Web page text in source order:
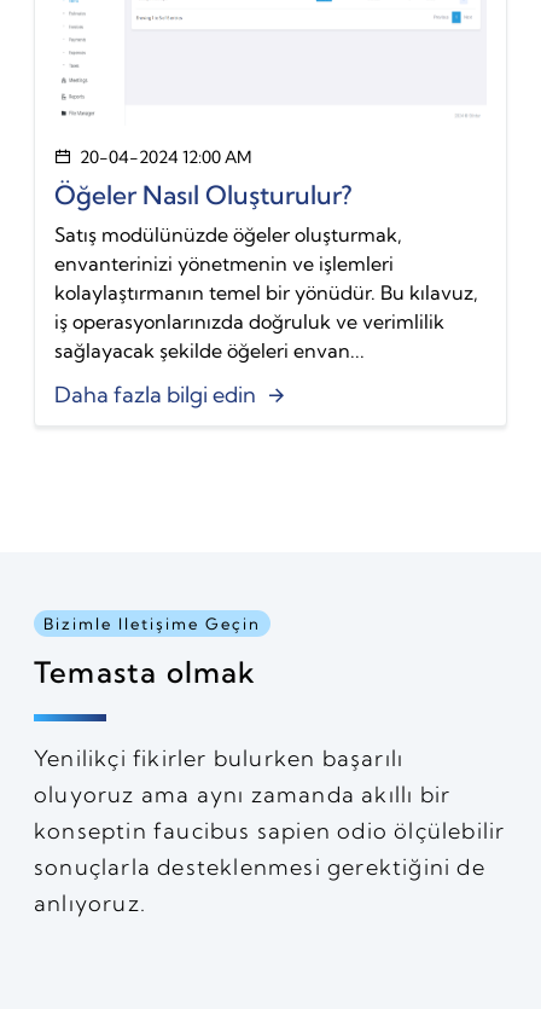
20-04-2024 12:00 AM
Öğeler Nasıl Oluşturulur?
Satış modülünüzde öğeler oluşturmak,
envanterinizi yönetmenin ve işlemleri
kolaylaştırmanın temel bir yönüdür. Bu kılavuz,
iş operasyonlarınızda doğruluk ve verimlilik
sağlayacak şekilde öğeleri envan...
Daha fazla bilgi edin
Bizimle Iletişime Geçin
Temasta olmak
Yenilikçi fikirler bulurken başarılı
oluyoruz ama aynı zamanda akıllı bir
konseptin faucibus sapien odio ölçülebilir
sonuçlarla desteklenmesi gerektiğini de
anlıyoruz.